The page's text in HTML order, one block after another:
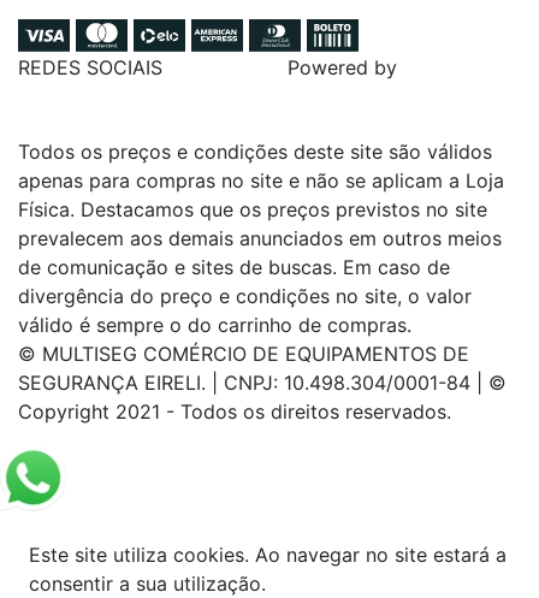
REDES SOCIAIS Powered by
Todos os preços e condições deste site são válidos
apenas para compras no site e não se aplicam a Loja
Física. Destacamos que os preços previstos no site
prevalecem aos demais anunciados em outros meios
de comunicação e sites de buscas. Em caso de
divergência do preço e condições no site, o valor
válido é sempre o do carrinho de compras.
© MULTISEG COMÉRCIO DE EQUIPAMENTOS DE
SEGURANÇA EIRELI. | CNPJ: 10.498.304/0001-84 | ©
Copyright 2021 - Todos os direitos reservados.
Este site utiliza cookies. Ao navegar no site estará a
consentir a sua utilização.